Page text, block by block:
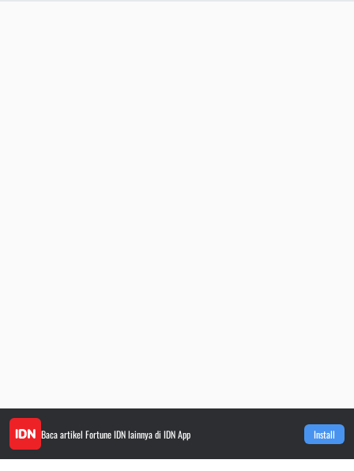
Baca artikel Fortune IDNlainnya di IDN App Install